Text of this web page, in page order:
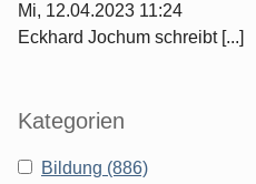
Mi, 12.04.2023 11:24
Eckhard Jochum schreibt [...]
Kategorien
Bildung (886)